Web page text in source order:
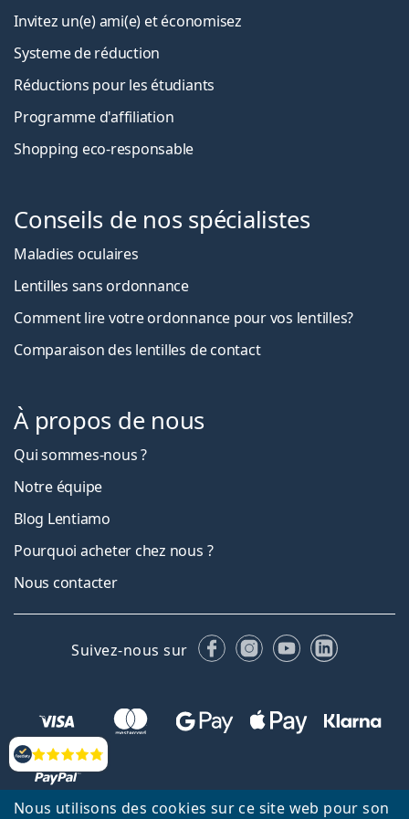
Nous utilisons des cookies sur ce site web pour son
Évaluation
Invitez un(e) ami(e) et économisez
Systeme de réduction
Réductions pour les étudiants
Programme d'affiliation
Shopping eco-responsable
Conseils de nos spécialistes
Maladies oculaires
Lentilles sans ordonnance
Comment lire votre ordonnance pour vos lentilles?
Comparaison des lentilles de contact
À propos de nous
Qui sommes-nous ?
Notre équipe
Blog Lentiamo
Pourquoi acheter chez nous ?
Nous contacter
Suivez-nous sur FacebookInstagram
YouTubeLinkedIn